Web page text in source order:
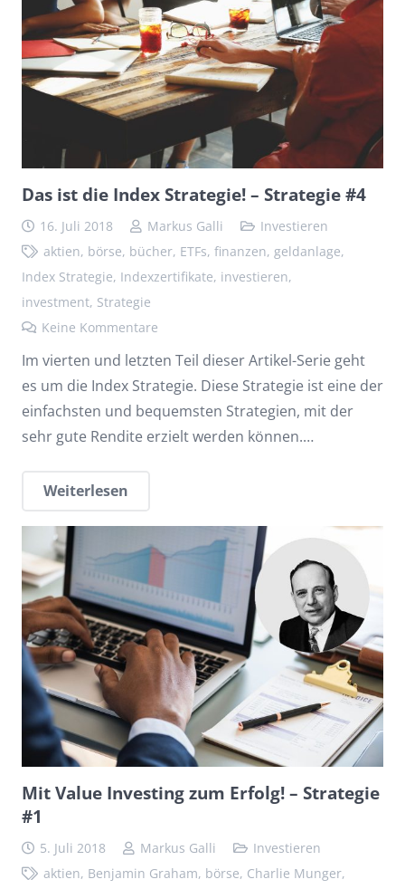
Das ist die Index Strategie! – Strategie #4
16. Juli 2018 Markus Galli
Investieren
aktien, börse, bücher, ETFs, finanzen, geldanlage,
Index Strategie, Indexzertifikate, investieren,
investment, Strategie
Keine Kommentare
Im vierten und letzten Teil dieser Artikel-Serie geht
es um die Index Strategie. Diese Strategie ist eine der
einfachsten und bequemsten Strategien, mit der
sehr gute Rendite erzielt werden können.…
Weiterlesen
Mit Value Investing zum Erfolg! – Strategie
#1
5. Juli 2018 Markus Galli
Investieren
aktien, Benjamin Graham, börse, Charlie Munger,